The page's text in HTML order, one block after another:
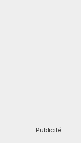
Publicité